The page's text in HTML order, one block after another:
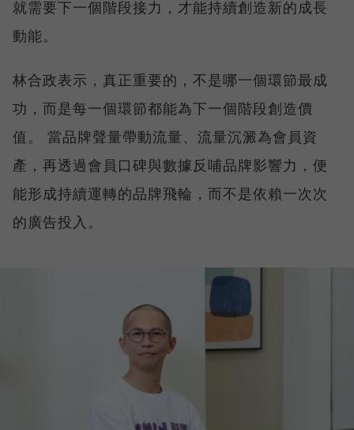
就需要下一個階段接力，才能持續創造新的成長
動能。
林合政表示，真正重要的，不是哪一個環節最成
功，而是每一個環節都能為下一個階段創造價
值。 當品牌聲量帶動流量、流量沉澱為會員資
產，再透過會員口碑與數據反哺品牌影響力，便
能形成持續運轉的品牌飛輪，而不是依賴一次次
的廣告投入。